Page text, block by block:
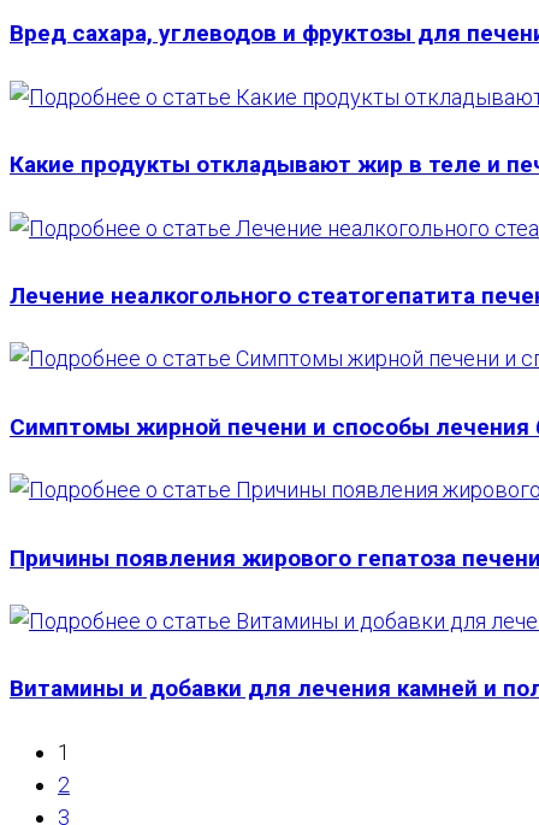
Вред сахара, углеводов и фруктозы для
Какие продукты откладывают жир в теле и
Лечение неалкогольного стеатогепатита
Симптомы жирной печени и способы лечения
Причины появления жирового гепатоза
Витамины и добавки для лечения камней и
1
2
3